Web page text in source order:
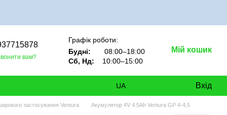
вам?
Графік роботи:
Будні:
08:00–18:00
Сб, Нд:
10:00–15:00
Мій кошик
UA Вхід
застосування Ventura Акумулятор 4V 4.5Ah Ventura GP 4-4,5